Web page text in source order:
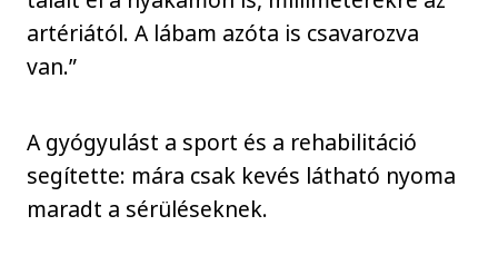
artériától. A lábam azóta is csavarozva
van.”
A gyógyulást a sport és a rehabilitáció
segítette: mára csak kevés látható nyoma
maradt a sérüléseknek.